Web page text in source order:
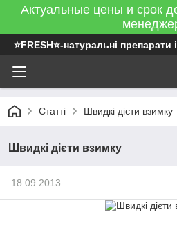
Актуальные цены и срок
⭐FRESH⭐-натуральні препарати
Статті Швидкі дієти взимку
Швидкі дієти взимку
18.09.2013